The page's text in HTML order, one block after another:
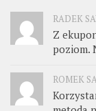
RADEK
Z
poziom.
ROMEK